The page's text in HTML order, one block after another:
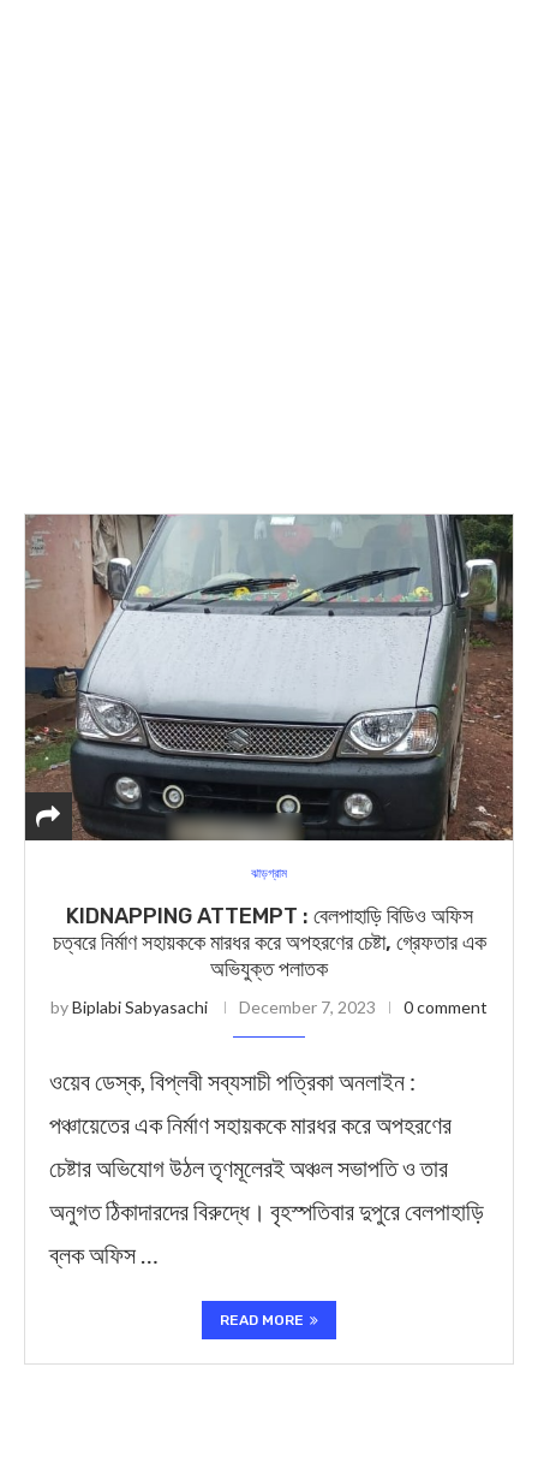
ঝাড়গ্রাম
KIDNAPPING ATTEMPT : বেলপাহাড়ি বিডিও অফিস
চত্বরে নির্মাণ সহায়ককে মারধর করে অপহরণের চেষ্টা, গ্রেফতার এক
অভিযুক্ত পলাতক
byBiplabi Sabyasachi December 7, 2023 0 comment
ওয়েব ডেস্ক, বিপ্লবী সব্যসাচী পত্রিকা অনলাইন :
পঞ্চায়েতের এক নির্মাণ সহায়ককে মারধর করে অপহরণের
চেষ্টার অভিযোগ উঠল তৃণমূলেরই অঞ্চল সভাপতি ও তার
অনুগত ঠিকাদারদের বিরুদ্ধে। বৃহস্পতিবার দুপুরে বেলপাহাড়ি
ব্লক অফিস …
READ MORE